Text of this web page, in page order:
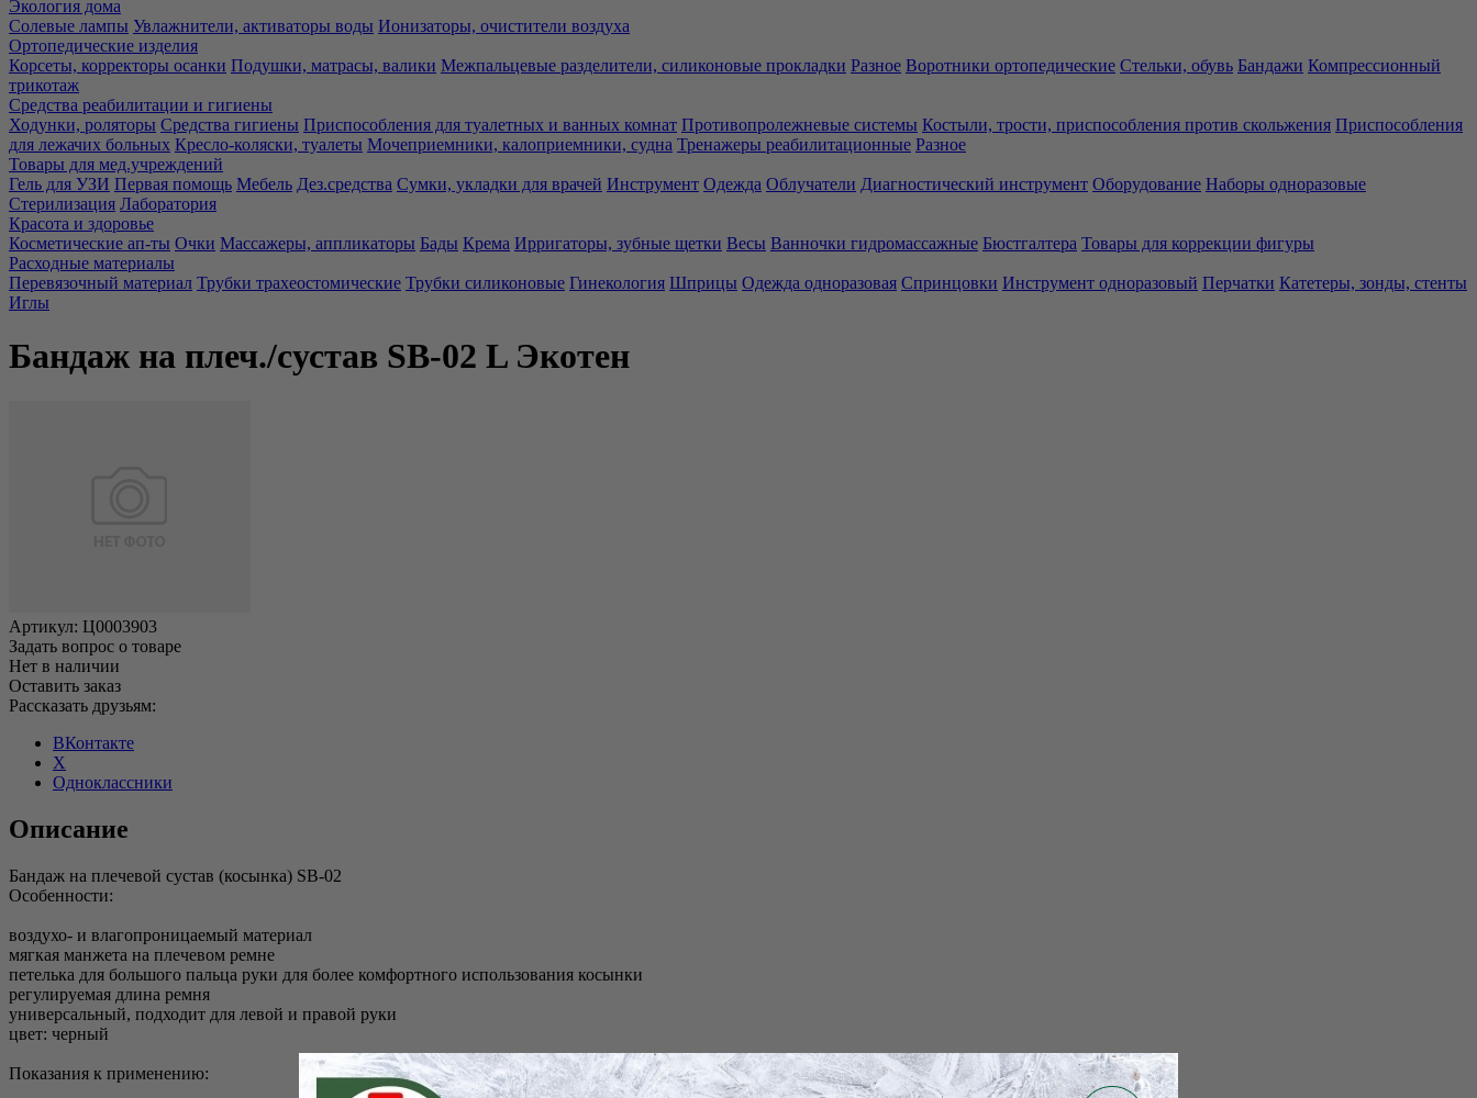
Экология дома
Солевые лампы Увлажнители, активаторы воды Ионизаторы, очистители воздуха
Ортопедические изделия
Корсеты, корректоры осанки Подушки, матрасы, валики Межпальцевые разделители, силиконовые прокладки Разное Воротники ортопедические Стельки, обувь Бандажи Компрессионный
трикотаж
Средства реабилитации и гигиены
Ходунки, роляторы Средства гигиены Приспособления для туалетных и ванных комнат Противопролежневые системы Костыли, трости, приспособления против скольжения Приспособления
для лежачих больных Кресло-коляски, туалеты Мочеприемники, калоприемники, судна Тренажеры реабилитационные Разное
Товары для мед.учреждений
Гель для УЗИ Первая помощь Мебель Дез.средства Сумки, укладки для врачей Инструмент Одежда Облучатели Диагностический инструмент Оборудование Наборы одноразовые
Стерилизация Лаборатория
Красота и здоровье
Косметические ап-ты Очки Массажеры, аппликаторы Бады Крема Ирригаторы, зубные щетки Весы Ванночки гидромассажные Бюстгалтера Товары для коррекции фигуры
Расходные материалы
Перевязочный материал Трубки трахеостомические Трубки силиконовые Гинекология Шприцы Одежда одноразовая Спринцовки Инструмент одноразовый Перчатки Катетеры, зонды, стенты
Иглы
Бандаж на плеч./сустав SB-02 L Экотен
Артикул: Ц0003903
Задать вопрос о товаре
Нет в наличии
Оставить заказ
Рассказать друзьям:
ВКонтакте
X
Одноклассники
Описание
Бандаж на плечевой сустав (косынка) SB-02
Особенности:
воздухо- и влагопроницаемый материал
мягкая манжета на плечевом ремне
петелька для большого пальца руки для более комфортного использования косынки
регулируемая длина ремня
универсальный, подходит для левой и правой руки
цвет: черный
Показания к применению: